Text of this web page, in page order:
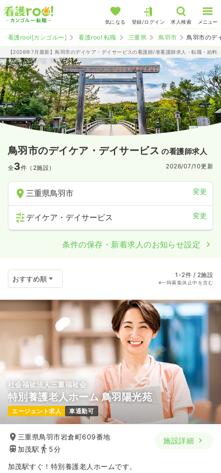
気になる 登録/ログイン 求人検索 メニュー
看護roo![カンゴルー] 看護roo! 転職 三重県 鳥羽市 鳥羽市のデ
【2026年7月最新】鳥羽市のデイケア・デイサービスの看護師/准看護師求人・転職・給料
鳥羽市のデイケア・デイサービス の看護師求人
全3件（2施設） 2026/07/10更新
三重県鳥羽市 変更
デイケア・デイサービス 変更
条件の保存・新着求人のお知らせ設定
1-2件 / 2施設
※一時募集休止中を含む
社会福祉法人三重福祉会
特別養護老人ホーム 鳥羽陽光苑
エージェント求人 車通勤可
三重県鳥羽市岩倉町609番地
加茂駅
5分
施設詳細
加茂駅すぐ！特別養護老人ホームです。